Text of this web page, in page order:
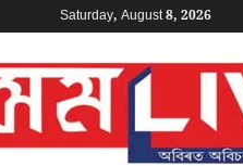
Saturday, August 8, 2026